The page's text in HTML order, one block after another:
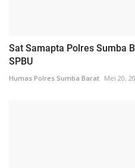
Sat Samapta Polres Sumba
SPBU
Humas Polres Sumba Barat Mei 20,